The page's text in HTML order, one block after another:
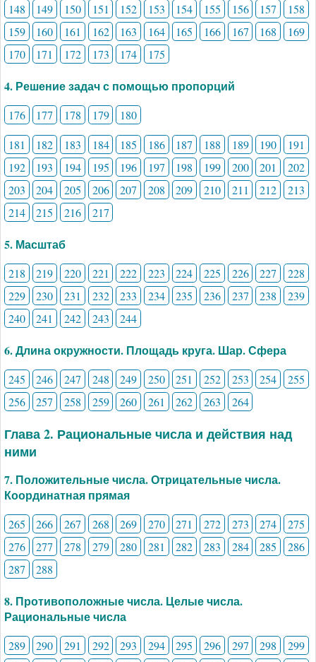
148 149 150 151 152 153 154 155 156 157
158
159
160 161 162 163 164 165 166 167 168
169
170
171 172 173 174 175
4. Решение задач с помощью пропорций
176 177 178 179
180
181
182 183 184 185 186 187 188 189 190
191
192
193 194 195 196 197 198 199 200 201
202
203
204 205 206 207 208 209 210 211 212
213
214
215 216 217
5. Масштаб
218 219 220 221 222 223 224 225 226 227
228
229
230 231 232 233 234 235 236 237 238
239
240
241 242 243 244
6. Длина окружности. Площадь круга. Шар. Сфера
245 246 247 248 249 250 251 252 253 254
255
256
257 258 259 260 261 262 263 264
Глава 2. Рациональные числа и действия над
ними
7. Положительные числа. Отрицательные числа.
Координатная прямая
265 266 267 268 269 270 271 272 273 274
275
276
277 278 279 280 281 282 283 284 285
286
287
288
8. Противоположные числа. Целые числа.
Рациональные числа
289 290 291 292 293 294 295 296 297 298
299